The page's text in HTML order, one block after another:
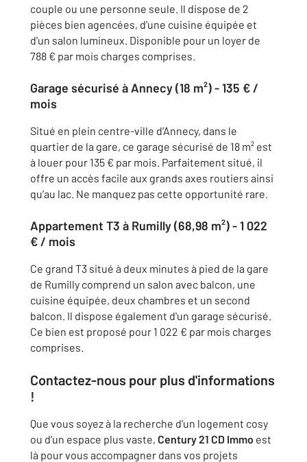
couple ou une personne seule. Il dispose de 2
pièces bien agencées, d'une cuisine équipée et
d'un salon lumineux. Disponible pour un loyer de
788 € par mois charges comprises.
Garage sécurisé à Annecy (18 m²) - 135 € /
mois
Situé en plein centre-ville d’Annecy, dans le
quartier de la gare, ce garage sécurisé de 18 m² est
à louer pour 135 € par mois. Parfaitement situé, il
offre un accès facile aux grands axes routiers ainsi
qu’au lac. Ne manquez pas cette opportunité rare.
Appartement T3 à Rumilly (68,98 m²) - 1 022
€ / mois
Ce grand T3 situé à deux minutes à pied de la gare
de Rumilly comprend un salon avec balcon, une
cuisine équipée, deux chambres et un second
balcon. Il dispose également d'un garage sécurisé.
Ce bien est proposé pour 1 022 € par mois charges
comprises.
Contactez-nous pour plus d'informations
!
Que vous soyez à la recherche d’un logement cosy
ou d’un espace plus vaste, Century 21 CD Immo est
là pour vous accompagner dans vos projets